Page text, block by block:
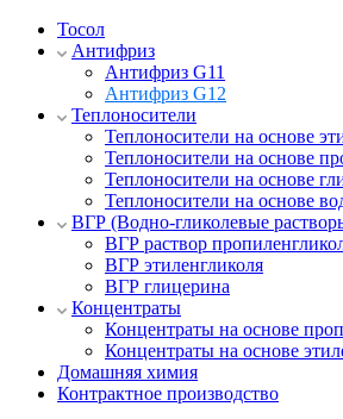
Тосол
Антифриз
Антифриз G11
Антифриз G12
Теплоносители
Теплоносители на основе
Теплоносители на основе
Теплоносители на основе
Теплоносители на основе
ВГР (Водно-гликолевые
ВГР раствор
ВГР этиленгликоля
ВГР глицерина
Концентраты
Концентраты на основе
Концентраты на основе
Домашняя химия
Контрактное производство